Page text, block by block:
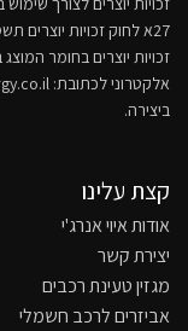
זכויות יוצרים בחומר
אלקטרוני לכתובת:
ביצירה.
קצת עלינו
אודות איוי אנרג'י
יצירת קשר
מגזין טעינת רכבים
אביזרים לרכב חשמלי